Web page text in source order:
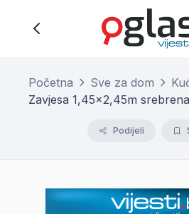
Početna Sve za dom
Zavjesa 1,45x2,45m
Podijeli